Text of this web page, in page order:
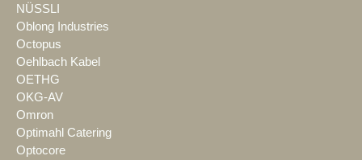
NÜSSLI
Oblong Industries
Octopus
Oehlbach Kabel
OETHG
OKG-AV
Omron
Optimahl Catering
Optocore